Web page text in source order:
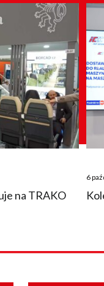
na TRAKO
on
6